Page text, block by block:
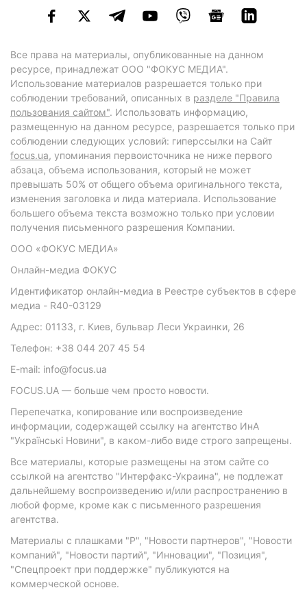
Все права на материалы, опубликованные на данном
ресурсе, принадлежат ООО "ФОКУС МЕДИА".
Использование материалов разрешается только при
соблюдении требований, описанных в разделе "Правила
пользования сайтом". Использовать информацию,
размещенную на данном ресурсе, разрешается только при
соблюдении следующих условий: гиперссылки на Сайт
focus.ua, упоминания первоисточника не ниже первого
абзаца, объема использования, который не может
превышать 50% от общего объема оригинального текста,
изменения заголовка и лида материала. Использование
большего объема текста возможно только при условии
получения письменного разрешения Компании.
ООО «ФОКУС МЕДИА»
Онлайн-медиа ФОКУС
Идентификатор онлайн-медиа в Реестре субъектов в сфере
медиа - R40-03129
Адрес: 01133, г. Киев, бульвар Леси Украинки, 26
Телефон: +38 044 207 45 54
E-mail: info@focus.ua
FOCUS.UA — больше чем просто новости.
Перепечатка, копирование или воспроизведение
информации, содержащей ссылку на агентство ИнА
"Українські Новини", в каком-либо виде строго запрещены.
Все материалы, которые размещены на этом сайте со
ссылкой на агентство "Интерфакс-Украина", не подлежат
дальнейшему воспроизведению и/или распространению в
любой форме, кроме как с письменного разрешения
агентства.
Материалы с плашками "Р", "Новости партнеров", "Новости
компаний", "Новости партий", "Инновации", "Позиция",
"Спецпроект при поддержке" публикуются на
коммерческой основе.